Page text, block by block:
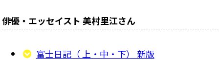
俳優・エッセイスト 美村里江さん
富士日記（ 上・中・下） 新版